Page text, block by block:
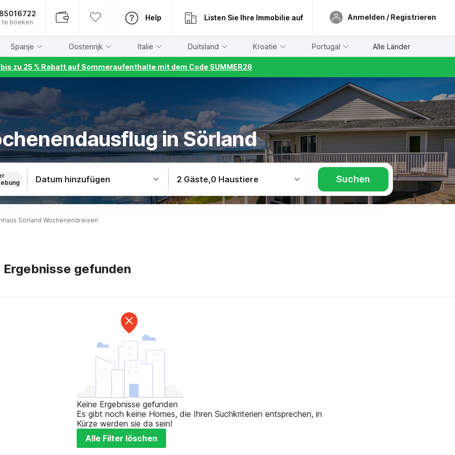
te boeken
Help Listen Sie Ihre Immobilie auf Anmelden / Registrieren
Spanje Oostenrijk Italië Duitsland Kroatië Portugal Alle Länder
zu 25 % Rabatt auf Sommeraufenthalte mit dem Code SUMMER26
in Sörland
Datum hinzufügen 2 Gäste,0 Haustiere Suchen
Sörland Wochenendreisen
Ergebnisse gefunden
Keine Ergebnisse gefunden
Es gibt noch keine Homes, die Ihren Suchkriterien entsprechen, in
Kürze werden sie da sein!
Alle Filter löschen